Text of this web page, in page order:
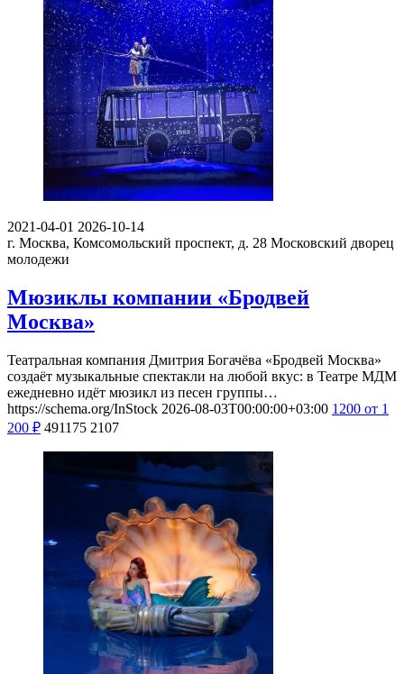
2021-04-01 2026-10-14
г. Москва, Комсомольский проспект, д. 28 Московский дворец
молодежи
Мюзиклы компании «Бродвей
Москва»
Театральная компания Дмитрия Богачёва «Бродвей Москва»
создаёт музыкальные спектакли на любой вкус: в Театре МДМ
ежедневно идёт мюзикл из песен группы…
https://schema.org/InStock 2026-08-03T00:00:00+03:00 1200 от 1
200 ₽ 491175 2107